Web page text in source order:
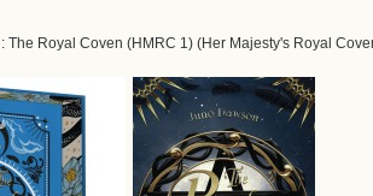
The Royal Coven (HMRC 1) (Her Majesty's Royal